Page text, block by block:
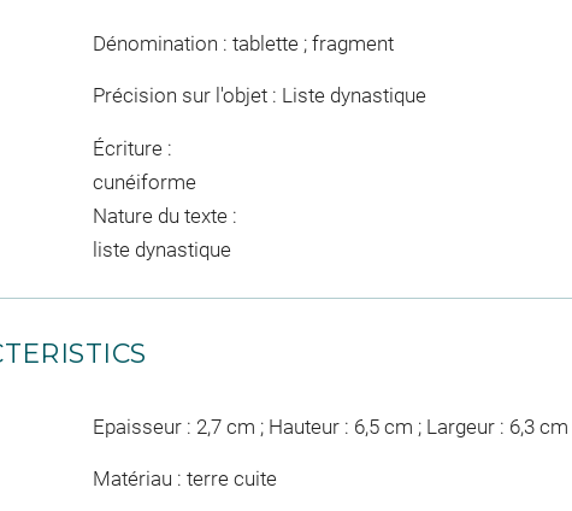
Dénomination : tablette ; fragment
Précision sur l'objet : Liste dynastique
Écriture :
cunéiforme
Nature du texte :
liste dynastique
Epaisseur : 2,7 cm ; Hauteur : 6,5 cm ; Largeur : 6,3 cm
Matériau : terre cuite